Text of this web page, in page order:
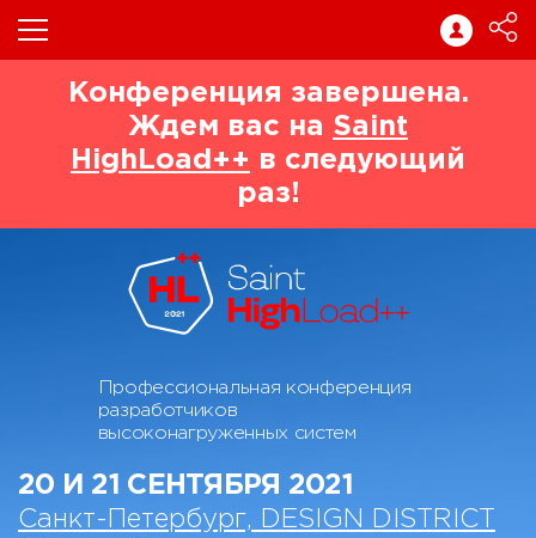
Конференция завершена.
Ждем вас на Saint
HighLoad++ в следующий
раз!
Профессиональная конференция
разработчиков
высоконагруженных систем
20 И 21 СЕНТЯБРЯ 2021
Санкт-Петербург, DESIGN DISTRICT